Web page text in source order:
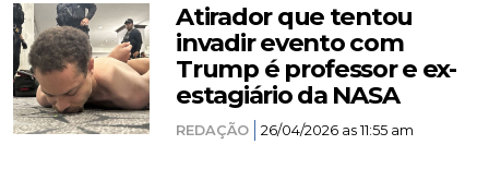
Atirador que tentou
invadir evento com
Trump é professor e ex-
estagiário da NASA
REDAÇÃO 26/04/2026 as 11:55 am